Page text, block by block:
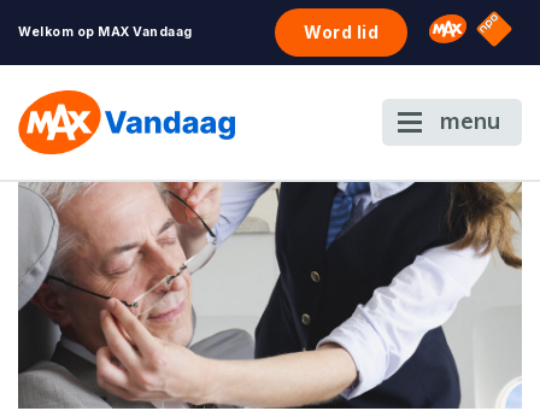
Welkom op MAX Vandaag Word lid Omroep
NPO
menu